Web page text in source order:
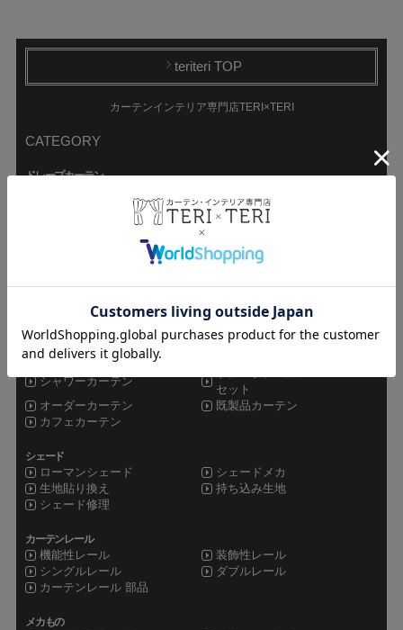
teriteri TOP
カーテンインテリア専門店TERI×TERI
CATEGORY
ドレープカーテン
遮熱カーテン
持ち込み生地で
ミラーレース
非ミラーレース
UVカットレース
遮像レース
遮熱レース
その他カーテン
シャワーカーテン
セット
オーダーカーテン
既製品カーテン
カフェカーテン
シェード
ローマンシェード
シェードメカ
生地貼り換え
持ち込み生地
シェード修理
カーテンレール
機能性レール
装飾性レール
シングルレール
ダブルレール
カーテンレール 部品
メカもの